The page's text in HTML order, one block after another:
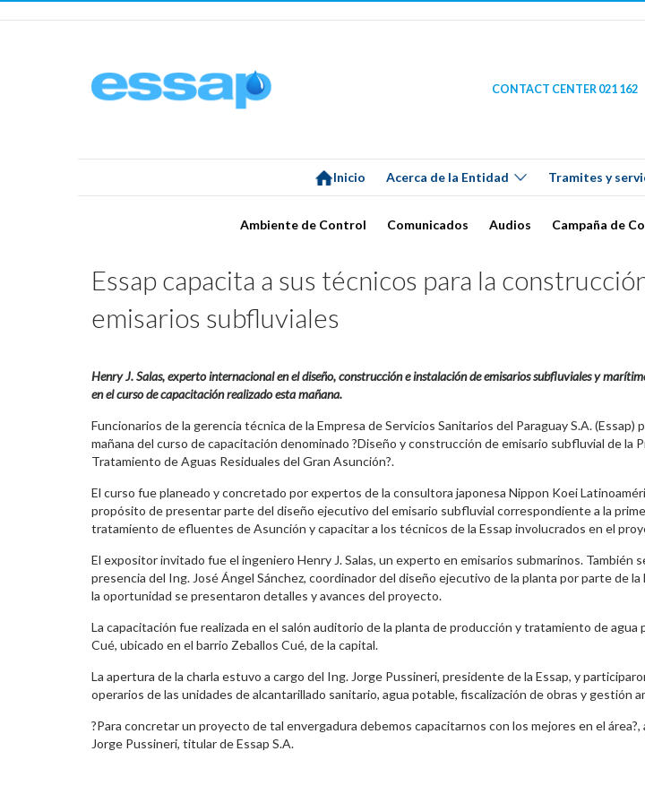
CONTACT CENTER 021 162
Inicio Acerca de la Entidad Tramites y
Ambiente de Control Comunicados Audios Campaña de
Essap capacita a sus técnicos para la
emisarios subfluviales
Henry J. Salas, experto internacional en el diseño, construcción e instalación de emisarios subfluviales y
en el curso de capacitación realizado esta mañana.
Funcionarios de la gerencia técnica de la Empresa de Servicios Sanitarios del Paraguay S.A. (Essap)
mañana del curso de capacitación denominado ?Diseño y construcción de emisario subfluvial de la
Tratamiento de Aguas Residuales del Gran Asunción?.
El curso fue planeado y concretado por expertos de la consultora japonesa Nippon Koei
propósito de presentar parte del diseño ejecutivo del emisario subfluvial correspondiente a la
tratamiento de efluentes de Asunción y capacitar a los técnicos de la Essap involucrados en el
El expositor invitado fue el ingeniero Henry J. Salas, un experto en emisarios submarinos. También
presencia del Ing. José Ángel Sánchez, coordinador del diseño ejecutivo de la planta por parte de la
la oportunidad se presentaron detalles y avances del proyecto.
La capacitación fue realizada en el salón auditorio de la planta de producción y tratamiento de agua
Cué, ubicado en el barrio Zeballos Cué, de la capital.
La apertura de la charla estuvo a cargo del Ing. Jorge Pussineri, presidente de la Essap, y
operarios de las unidades de alcantarillado sanitario, agua potable, fiscalización de obras y gestión
?Para concretar un proyecto de tal envergadura debemos capacitarnos con los mejores en el área?,
Jorge Pussineri, titular de Essap S.A.